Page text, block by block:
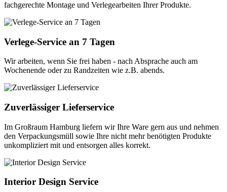
fachgerechte Montage und Verlegearbeiten Ihrer Produkte.
Verlege-Service an 7 Tagen
Wir arbeiten, wenn Sie frei haben - nach Absprache auch am
Wochenende oder zu Randzeiten wie z.B. abends.
Zuverlässiger Lieferservice
Im Großraum Hamburg liefern wir Ihre Ware gern aus und nehmen
den Verpackungsmüll sowie Ihre nicht mehr benötigten Produkte
unkompliziert mit und entsorgen alles korrekt.
Interior Design Service